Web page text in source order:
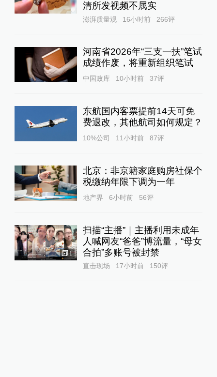
清所发视频不属实
澎湃质量观 16小时前 266评
河南省2026年“三支一扶”笔试
成绩作废，将重新组织笔试
中国政库 10小时前 37评
东航国内客票提前14天可免
费退改，其他航司如何规定？
10%公司 11小时前 87评
北京：非京籍家庭购房社保个
税缴纳年限下调为一年
地产界 6小时前 56评
1
扫描“主播”｜主播利用未成年
人喊网友“爸爸”博流量，“母女
合拍”多账号被封禁
直击现场 17小时前 150评